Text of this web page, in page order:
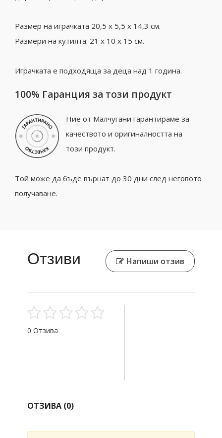
Размер на играчката 20,5 x 5,5 x 14,3 см.
Размери на кутията: 21 x 10 x 15 см.
Играчката е подходяща за деца над 1 година.
100% Гаранция за този продукт
Ние от Малчугани гарантираме за
качеството и оригиналността на
този продукт.
Той може да бъде върнат до 30 дни след неговото
получаване.
Отзиви Напиши отзив
0 Отзива
ОТЗИВА (0)